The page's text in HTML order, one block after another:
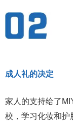
成人礼的决定
家人的支持给了
校，学习化妆和护